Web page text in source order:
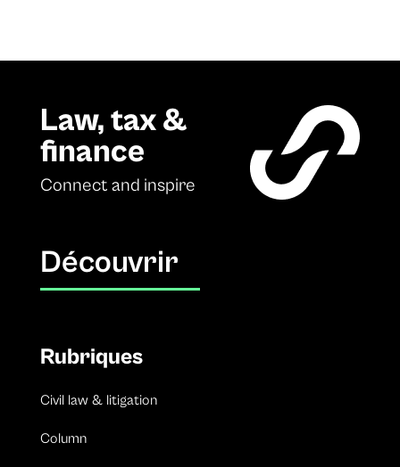
Law, tax &
finance
Connect and inspire
Découvrir
Rubriques
Civil law & litigation
Column